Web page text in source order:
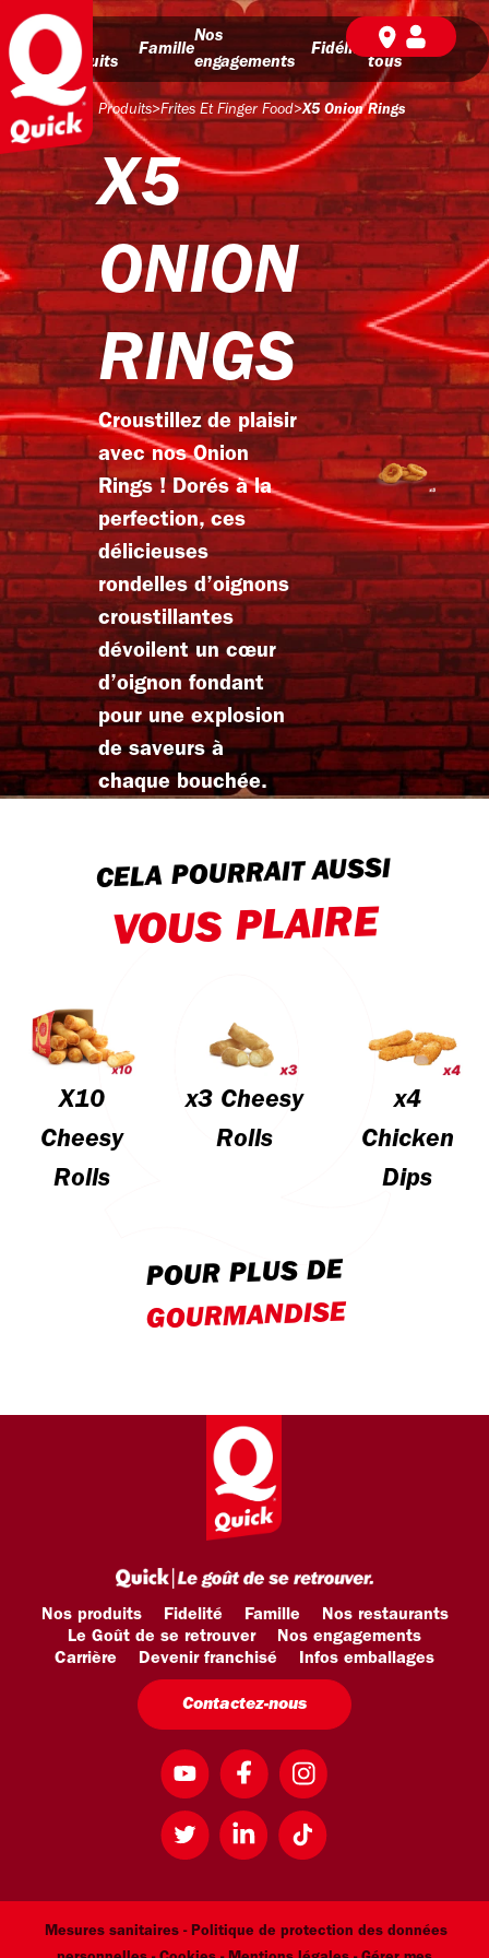
Nos
produits
Famille
Nos
engagements
Fidélité
BD pour
tous
Produits>Frites Et Finger Food>X5 Onion Rings
X5
ONION
RINGS
Croustillez de plaisir
avec nos Onion
Rings ! Dorés à la
perfection, ces
délicieuses
rondelles d’oignons
croustillantes
dévoilent un cœur
d’oignon fondant
pour une explosion
de saveurs à
chaque bouchée.
CELA POURRAIT AUSSI
VOUS PLAIRE
X10
Cheesy
Rolls
x3 Cheesy
Rolls
x4
Chicken
Dips
POUR PLUS DE
GOURMANDISE
Nos produits Fidelité Famille
Nos restaurants
Le Goût de se retrouver
Nos engagements
Carrière
Devenir franchisé Infos emballages
Contactez-nous
Mesures sanitaires - Politique de protection des données